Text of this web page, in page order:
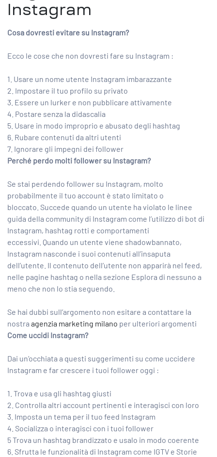
Instagram
Cosa dovresti evitare su Instagram?
Ecco le cose che non dovresti fare su Instagram :
1. Usare un nome utente Instagram imbarazzante
2. Impostare il tuo profilo su privato
3. Essere un lurker e non pubblicare attivamente
4. Postare senza la didascalia
5. Usare in modo improprio e abusato degli hashtag
6. Rubare contenuti da altri utenti
7. Ignorare gli impegni dei follower
Perché perdo molti follower su Instagram?
Se stai perdendo follower su Instagram, molto
probabilmente il tuo account è stato limitato o
bloccato. Succede quando un utente ha violato le linee
guida della community di Instagram come l’utilizzo di bot di
Instagram, hashtag rotti e comportamenti
eccessivi. Quando un utente viene shadowbannato,
Instagram nasconde i suoi contenuti all’insaputa
dell’utente. Il contenuto dell’utente non apparirà nel feed,
nelle pagine hashtag o nella sezione Esplora di nessuno a
meno che non lo stia seguendo.
Se hai dubbi sull’argomento non esitare a contattare la
nostra agenzia marketing milano per ulteriori argomenti
Come uccidi Instagram?
Dai un’occhiata a questi suggerimenti su come uccidere
Instagram e far crescere i tuoi follower oggi :
1. Trova e usa gli hashtag giusti
2. Controlla altri account pertinenti e interagisci con loro
3. Imposta un tema per il tuo feed Instagram
4. Socializza o interagisci con i tuoi follower
5 Trova un hashtag brandizzato e usalo in modo coerente
6. Sfrutta le funzionalità di Instagram come IGTV e Storie